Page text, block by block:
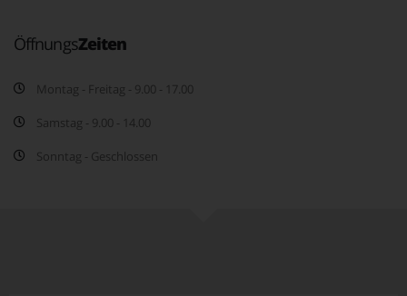
ÖffnungsZeiten
Montag - Freitag - 9.00 - 17.00
Samstag - 9.00 - 14.00
Sonntag - Geschlossen